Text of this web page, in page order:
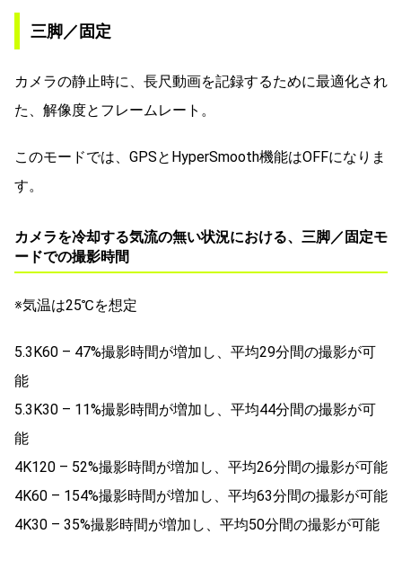
三脚／固定
カメラの静止時に、長尺動画を記録するために最適化され
た、解像度とフレームレート。
このモードでは、GPSとHyperSmooth機能はOFFになりま
す。
カメラを冷却する気流の無い状況における、三脚／固定モ
ードでの撮影時間
※気温は25℃を想定
5.3K60 – 47%撮影時間が増加し、平均29分間の撮影が可
能
5.3K30 – 11%撮影時間が増加し、平均44分間の撮影が可
能
4K120 – 52%撮影時間が増加し、平均26分間の撮影が可能
4K60 – 154%撮影時間が増加し、平均63分間の撮影が可能
4K30 – 35%撮影時間が増加し、平均50分間の撮影が可能